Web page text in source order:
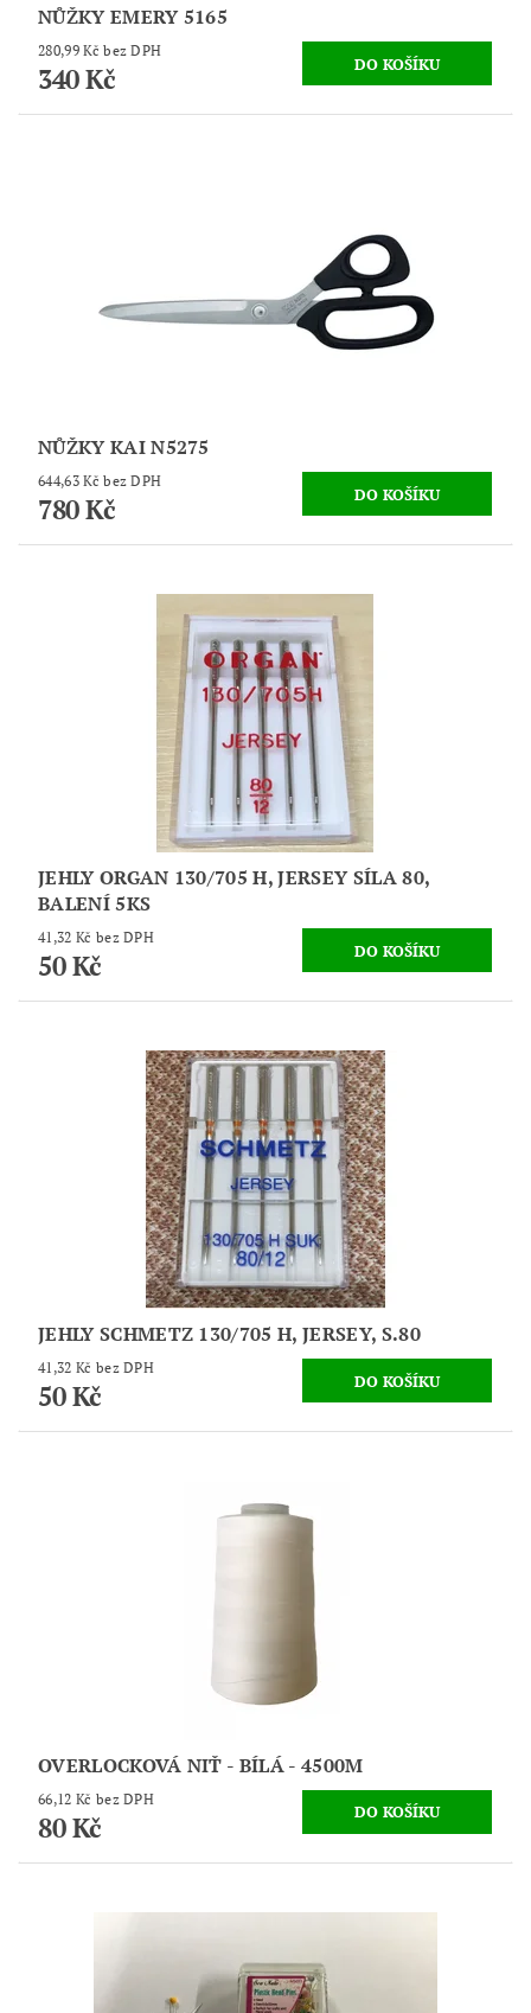
NŮŽKY EMERY 5165
280,99 Kč bez DPH
340 Kč
NŮŽKY KAI N5275
644,63 Kč bez DPH
780 Kč
JEHLY ORGAN 130/705 H, JERSEY SÍLA 80,
BALENÍ 5KS
41,32 Kč bez DPH
50 Kč
JEHLY SCHMETZ 130/705 H, JERSEY, S.80
41,32 Kč bez DPH
50 Kč
OVERLOCKOVÁ NIŤ - BÍLÁ - 4500M
66,12 Kč bez DPH
80 Kč